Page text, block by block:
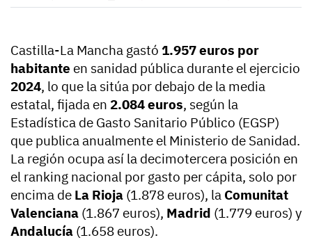
Castilla-La Mancha gastó 1.957 euros por
habitante en sanidad pública durante el ejercicio
2024, lo que la sitúa por debajo de la media
estatal, fijada en 2.084 euros, según la
Estadística de Gasto Sanitario Público (EGSP)
que publica anualmente el Ministerio de Sanidad.
La región ocupa así la decimotercera posición en
el ranking nacional por gasto per cápita, solo por
encima de La Rioja (1.878 euros), la Comunitat
Valenciana (1.867 euros), Madrid (1.779 euros) y
Andalucía (1.658 euros).